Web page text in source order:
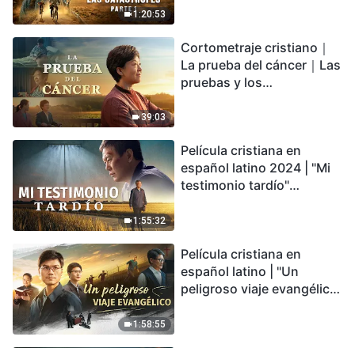
1:20:53
encontrarás refugio?
39:03
Cortometraje cristiano｜
La prueba del cáncer｜Las
pruebas y los
1:55:32
Película cristiana en
español latino 2024 | "Mi
testimonio tardío"
conmovedor
1:58:55
Película cristiana en
español latino | "Un
peligroso viaje evangélico"